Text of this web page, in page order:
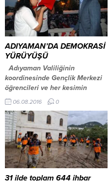
ADIYAMAN’DA DEMOKRASİ
YÜRÜYÜŞÜ
Adıyaman Valiliğinin
koordinesinde Gençlik Merkezi
öğrencileri ve her kesimin
katılımıyla Milli irade ve
demokrasiye sahip çıkma
yürüyüşü düzenlendi. Kortej’e
katılan vatandaşlar, Türk
bayrakları ile yürüyerek,
Fetullahçı Terör Örgütü’nün
(FETÖ) darbe girişimine tepki
gösterdi. Atatürk Bulvarı
üzerinde İl Özel İdare
06.08.2016 0
31 ilde toplam 644 ihbar